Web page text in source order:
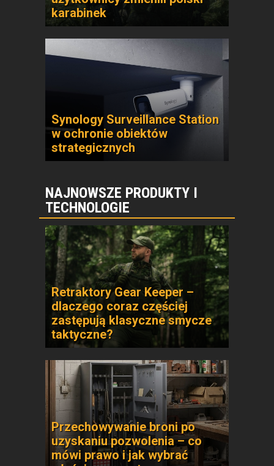
karabinek
Synology Surveillance Station
w ochronie obiektów
strategicznych
NAJNOWSZE PRODUKTY I
TECHNOLOGIE
Retraktory Gear Keeper –
dlaczego coraz częściej
zastępują klasyczne smycze
taktyczne?
Przechowywanie broni po
uzyskaniu pozwolenia – co
mówi prawo i jak wybrać